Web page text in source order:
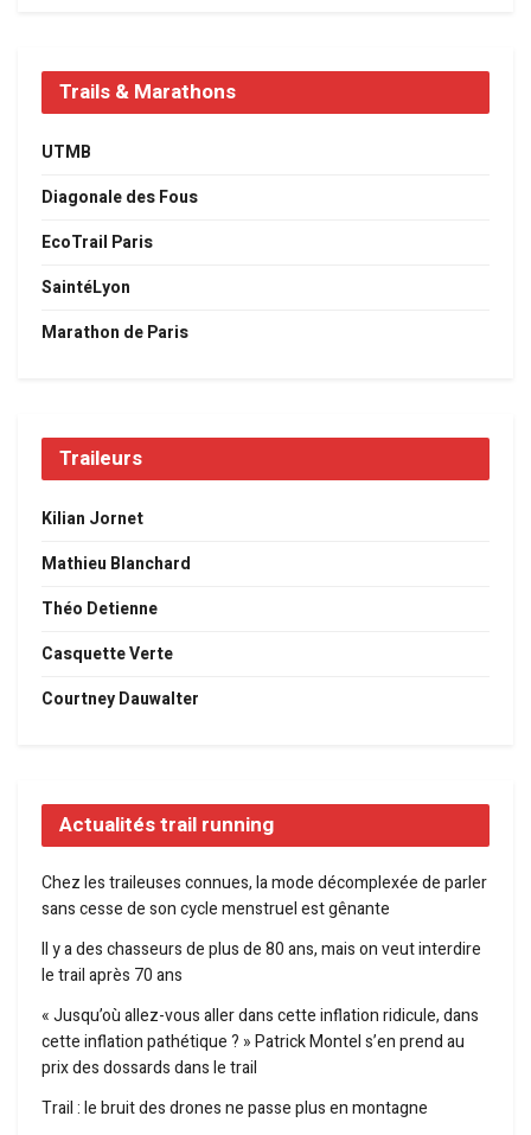
Trails & Marathons
UTMB
Diagonale des Fous
EcoTrail Paris
SaintéLyon
Marathon de Paris
Traileurs
Kilian Jornet
Mathieu Blanchard
Théo Detienne
Casquette Verte
Courtney Dauwalter
Actualités trail running
Chez les traileuses connues, la mode décomplexée de parler
sans cesse de son cycle menstruel est gênante
Il y a des chasseurs de plus de 80 ans, mais on veut interdire
le trail après 70 ans
« Jusqu’où allez-vous aller dans cette inflation ridicule, dans
cette inflation pathétique ? » Patrick Montel s’en prend au
prix des dossards dans le trail
Trail : le bruit des drones ne passe plus en montagne